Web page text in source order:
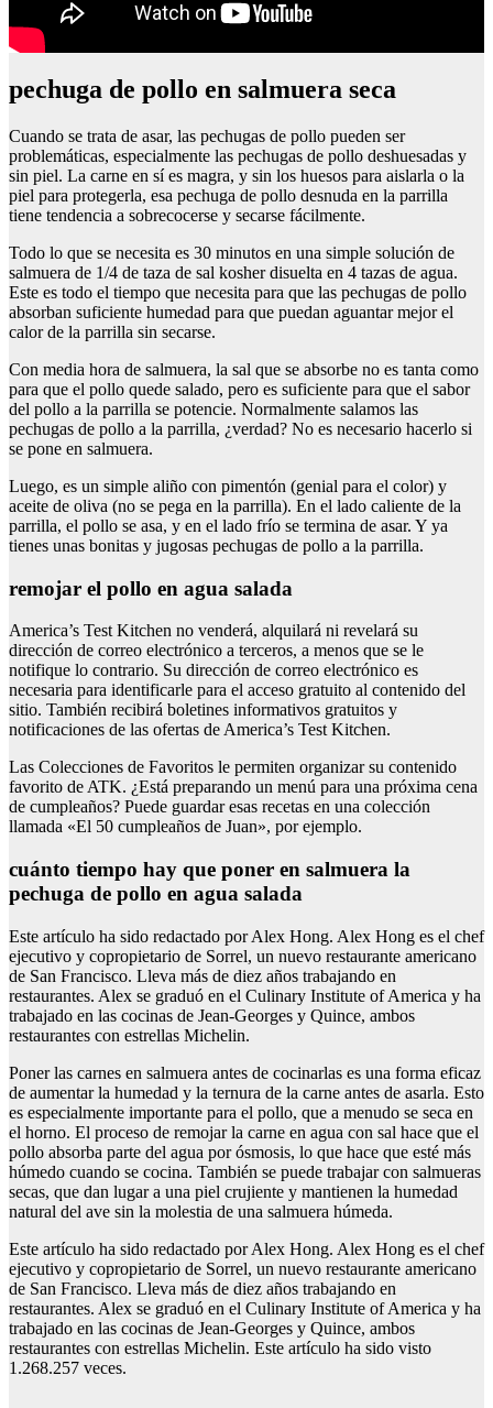
pechuga de pollo en salmuera seca
Cuando se trata de asar, las pechugas de pollo pueden ser
problemáticas, especialmente las pechugas de pollo deshuesadas y
sin piel. La carne en sí es magra, y sin los huesos para aislarla o la
piel para protegerla, esa pechuga de pollo desnuda en la parrilla
tiene tendencia a sobrecocerse y secarse fácilmente.
Todo lo que se necesita es 30 minutos en una simple solución de
salmuera de 1/4 de taza de sal kosher disuelta en 4 tazas de agua.
Este es todo el tiempo que necesita para que las pechugas de pollo
absorban suficiente humedad para que puedan aguantar mejor el
calor de la parrilla sin secarse.
Con media hora de salmuera, la sal que se absorbe no es tanta como
para que el pollo quede salado, pero es suficiente para que el sabor
del pollo a la parrilla se potencie. Normalmente salamos las
pechugas de pollo a la parrilla, ¿verdad? No es necesario hacerlo si
se pone en salmuera.
Luego, es un simple aliño con pimentón (genial para el color) y
aceite de oliva (no se pega en la parrilla). En el lado caliente de la
parrilla, el pollo se asa, y en el lado frío se termina de asar. Y ya
tienes unas bonitas y jugosas pechugas de pollo a la parrilla.
remojar el pollo en agua salada
America’s Test Kitchen no venderá, alquilará ni revelará su
dirección de correo electrónico a terceros, a menos que se le
notifique lo contrario. Su dirección de correo electrónico es
necesaria para identificarle para el acceso gratuito al contenido del
sitio. También recibirá boletines informativos gratuitos y
notificaciones de las ofertas de America’s Test Kitchen.
Las Colecciones de Favoritos le permiten organizar su contenido
favorito de ATK. ¿Está preparando un menú para una próxima cena
de cumpleaños? Puede guardar esas recetas en una colección
llamada «El 50 cumpleaños de Juan», por ejemplo.
cuánto tiempo hay que poner en salmuera la
pechuga de pollo en agua salada
Este artículo ha sido redactado por Alex Hong. Alex Hong es el chef
ejecutivo y copropietario de Sorrel, un nuevo restaurante americano
de San Francisco. Lleva más de diez años trabajando en
restaurantes. Alex se graduó en el Culinary Institute of America y ha
trabajado en las cocinas de Jean-Georges y Quince, ambos
restaurantes con estrellas Michelin.
Poner las carnes en salmuera antes de cocinarlas es una forma eficaz
de aumentar la humedad y la ternura de la carne antes de asarla. Esto
es especialmente importante para el pollo, que a menudo se seca en
el horno. El proceso de remojar la carne en agua con sal hace que el
pollo absorba parte del agua por ósmosis, lo que hace que esté más
húmedo cuando se cocina. También se puede trabajar con salmueras
secas, que dan lugar a una piel crujiente y mantienen la humedad
natural del ave sin la molestia de una salmuera húmeda.
Este artículo ha sido redactado por Alex Hong. Alex Hong es el chef
ejecutivo y copropietario de Sorrel, un nuevo restaurante americano
de San Francisco. Lleva más de diez años trabajando en
restaurantes. Alex se graduó en el Culinary Institute of America y ha
trabajado en las cocinas de Jean-Georges y Quince, ambos
restaurantes con estrellas Michelin. Este artículo ha sido visto
1.268.257 veces.